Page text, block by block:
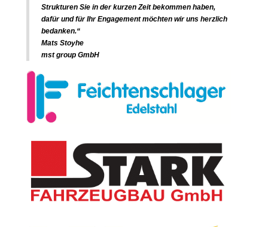
Strukturen Sie in der kurzen Zeit bekommen haben,
dafür und für Ihr Engagement möchten wir uns herzlich
bedanken.“
Mats Stoyhe
mst group GmbH